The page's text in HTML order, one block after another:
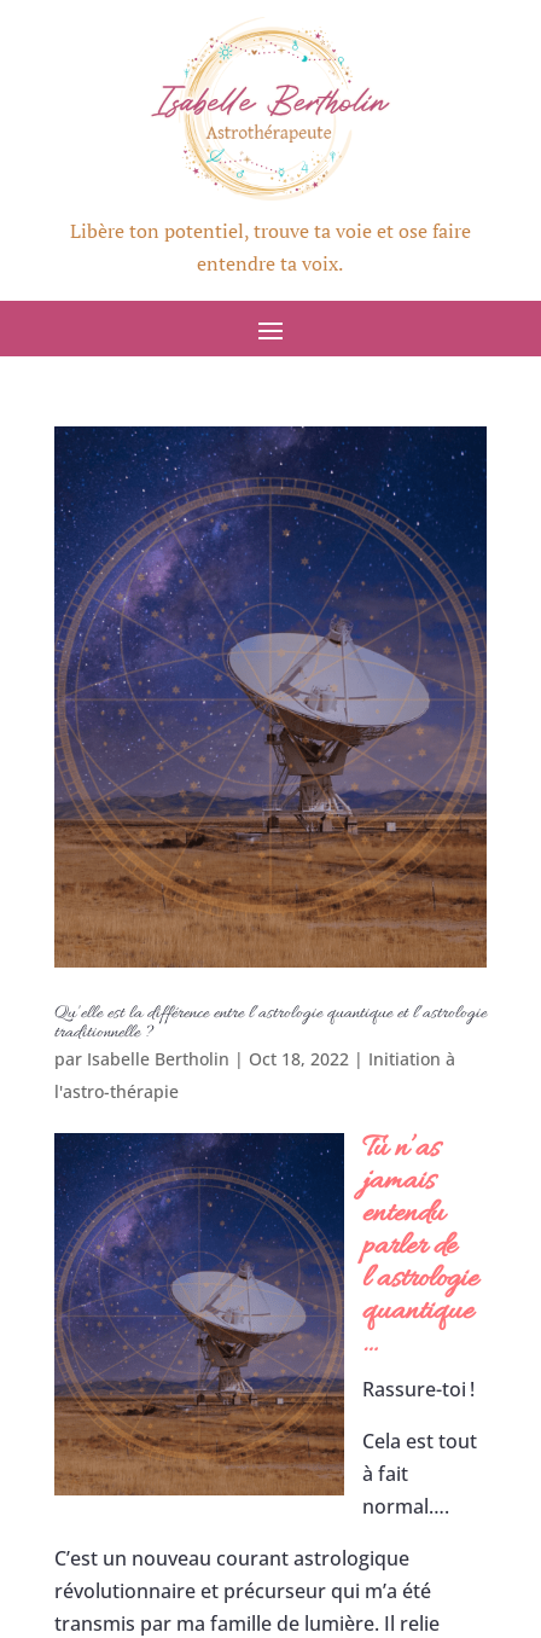
Libère ton potentiel, trouve ta voie et ose faire
entendre ta voix.
Qu’elle est la différence entre l’astrologie quantique et l’astrologie
traditionnelle ?
par Isabelle Bertholin | Oct 18, 2022| Initiation à
l'astro-thérapie
Tu n’as
jamais
entendu
parler de
l’astrologie
quantique
…
Rassure-toi !
Cela est tout
à fait
normal….
C’est un nouveau courant astrologique
révolutionnaire et précurseur qui m’a été
transmis par ma famille de lumière. Il relie